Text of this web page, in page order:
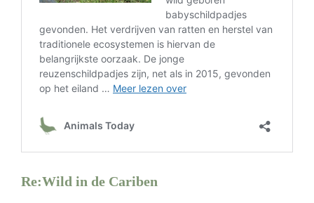
Re:Wild in de Cariben